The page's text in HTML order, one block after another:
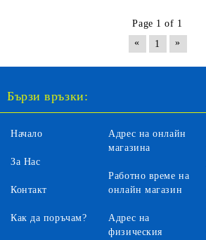
Page 1 of 1
«
1 »
Бързи връзки:
Начало
За Нас
Контакт
Как да поръчам?
Адрес на онлайн
магазина
Работно време на
онлайн магазин
Адрес на
физическия